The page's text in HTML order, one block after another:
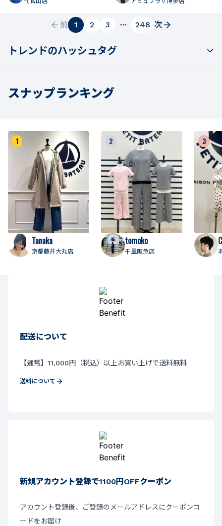
前 1 2 3 248 次
トレンドのハッシュタグ
スナップランキング
1
Tanaka
京都藤井大丸店
2
tomoko
千里阪急店
3
配送について
【通常】11,000円（税込）以上お買い上げで送料無料
送料について
新規アカウント登録で1100円OFFクーポン
アカウント登録後、ご登録のメールアドレスにクーポンコ
ードをお届け